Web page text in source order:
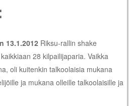
13.1.2012 Riksu-rallin shake
28 kilpailijaparia. Vaikka
oli kuitenkin talkoolaisia mukana
ja mukana olleille talkoolaisille ja